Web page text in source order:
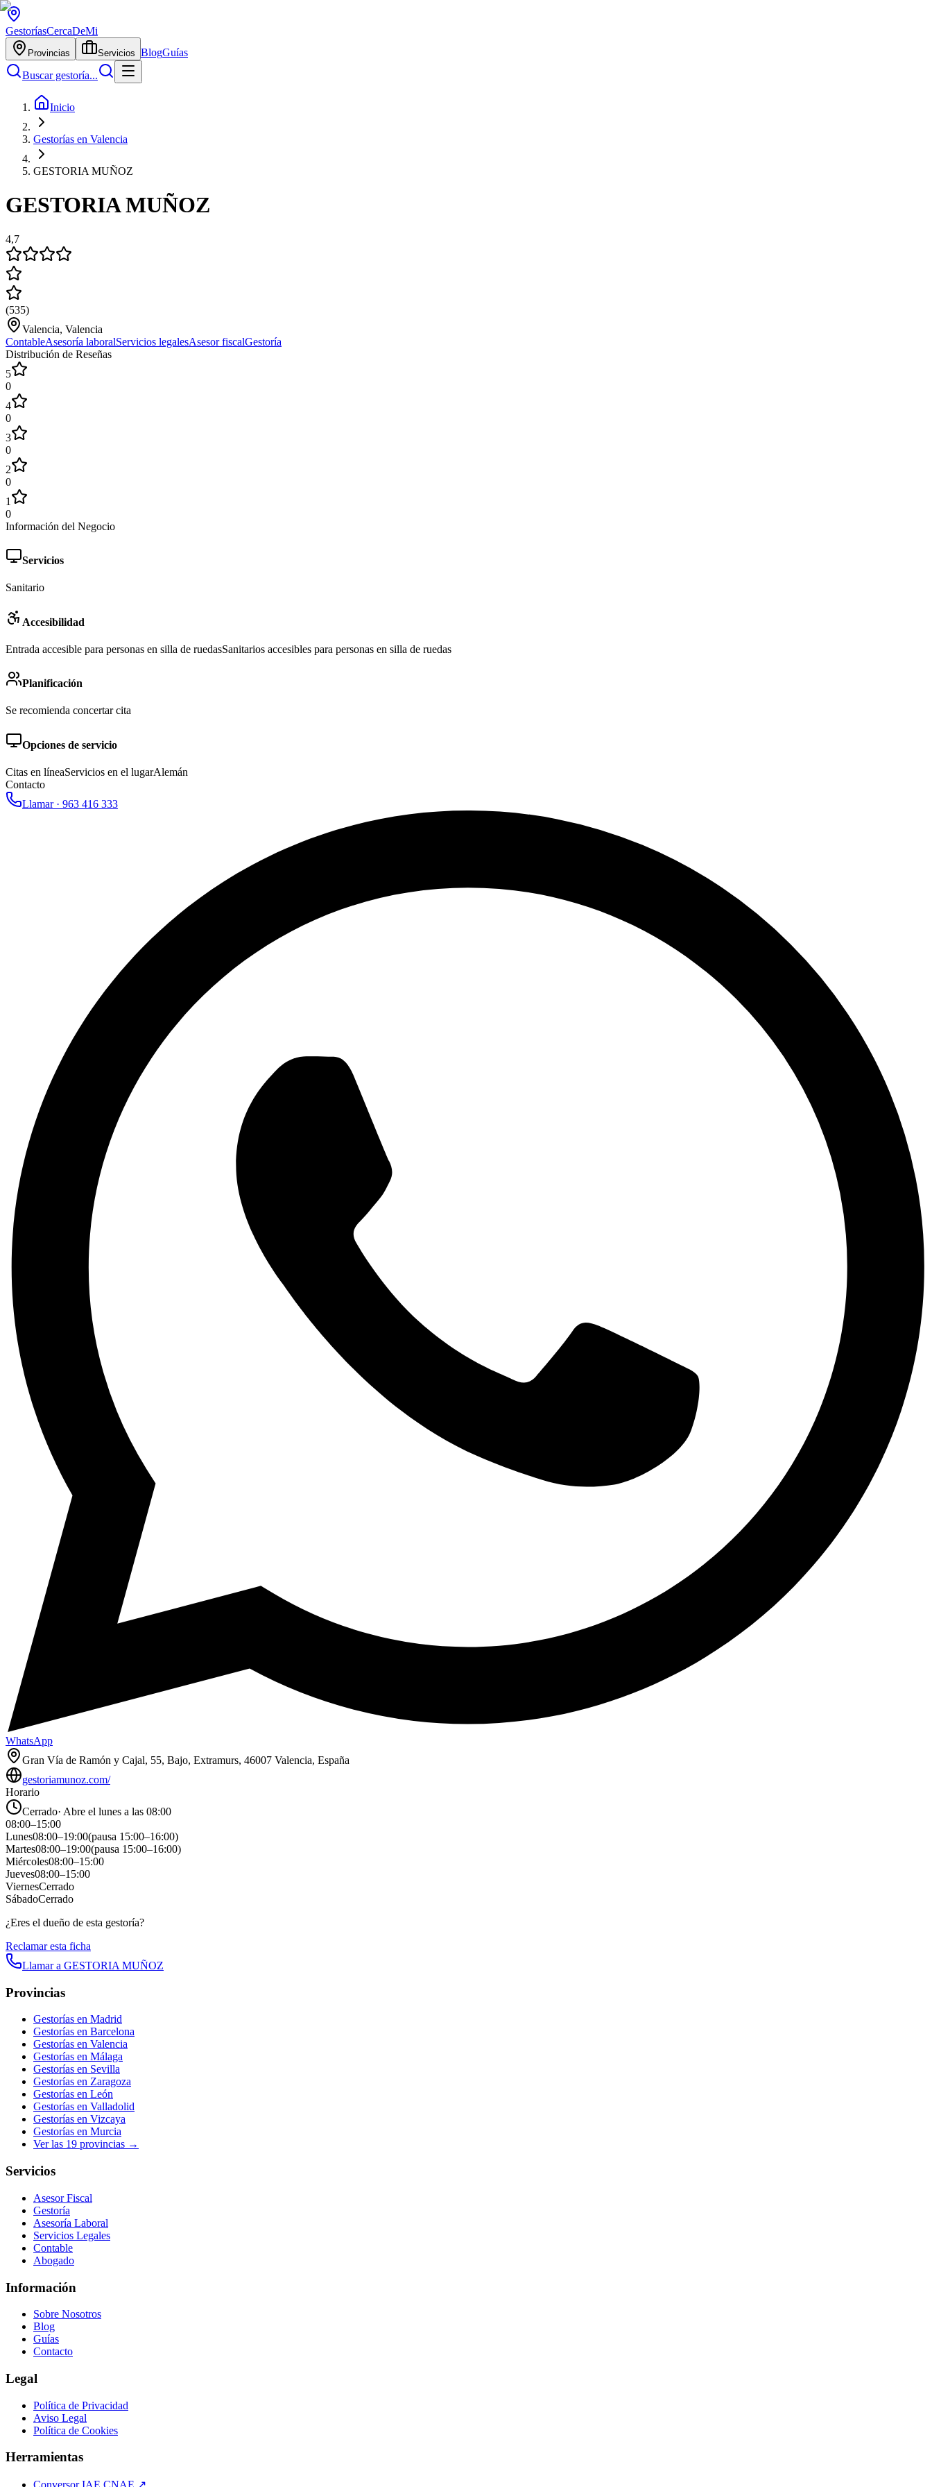
GestoríasCercaDeMi
Provincias Servicios BlogGuías
Buscar gestoría...
Inicio
Gestorías en Valencia
GESTORIA MUÑOZ
GESTORIA MUÑOZ
4,7
(535)
Valencia, Valencia
ContableAsesoría laboralServicios legalesAsesor fiscalGestoría
Distribución de Reseñas
5
0
4
0
3
0
2
0
1
0
Información del Negocio
Servicios
Sanitario
Accesibilidad
Entrada accesible para personas en silla de ruedasSanitarios accesibles para personas en silla de ruedas
Planificación
Se recomienda concertar cita
Opciones de servicio
Citas en líneaServicios en el lugarAlemán
Contacto
Llamar · 963 416 333
WhatsApp
Gran Vía de Ramón y Cajal, 55, Bajo, Extramurs, 46007 Valencia, España
gestoriamunoz.com/
Horario
Cerrado· Abre el lunes a las 08:00
08:00–15:00
Lunes08:00–19:00(pausa 15:00–16:00)
Martes08:00–19:00(pausa 15:00–16:00)
Miércoles08:00–15:00
Jueves08:00–15:00
ViernesCerrado
SábadoCerrado
¿Eres el dueño de esta gestoría?
Reclamar esta ficha
Llamar a GESTORIA MUÑOZ
Provincias
Gestorías en Madrid
Gestorías en Barcelona
Gestorías en Valencia
Gestorías en Málaga
Gestorías en Sevilla
Gestorías en Zaragoza
Gestorías en León
Gestorías en Valladolid
Gestorías en Vizcaya
Gestorías en Murcia
Ver las 19 provincias →
Servicios
Asesor Fiscal
Gestoría
Asesoría Laboral
Servicios Legales
Contable
Abogado
Información
Sobre Nosotros
Blog
Guías
Contacto
Legal
Política de Privacidad
Aviso Legal
Política de Cookies
Herramientas